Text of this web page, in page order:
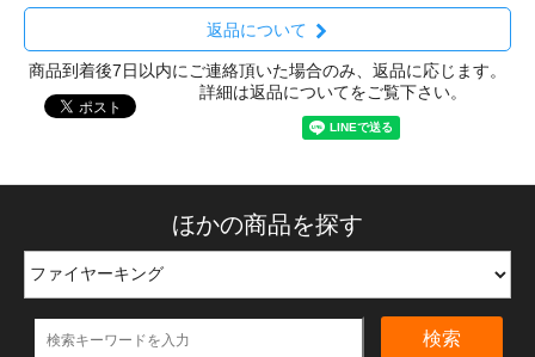
返品について
商品到着後7日以内にご連絡頂いた場合のみ、返品に応じます。
詳細は返品についてをご覧下さい。
ほかの商品を探す
検索